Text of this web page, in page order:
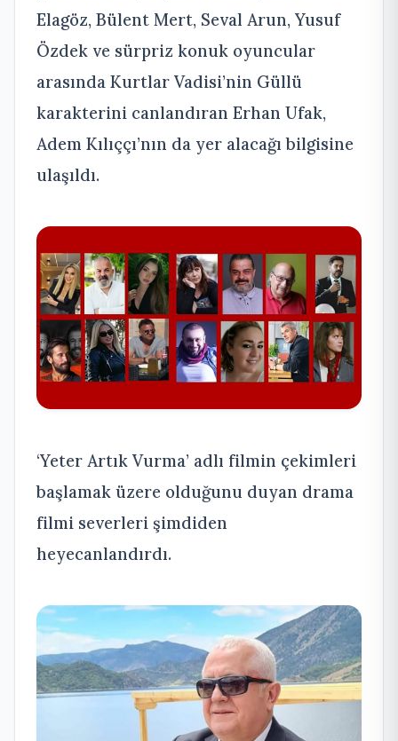
Elagöz, Bülent Mert, Seval Arun, Yusuf
Özdek ve sürpriz konuk oyuncular
arasında Kurtlar Vadisi’nin Güllü
karakterini canlandıran Erhan Ufak,
Adem Kılıççı’nın da yer alacağı bilgisine
ulaşıldı.
‘Yeter Artık Vurma’ adlı filmin çekimleri
başlamak üzere olduğunu duyan drama
filmi severleri şimdiden
heyecanlandırdı.